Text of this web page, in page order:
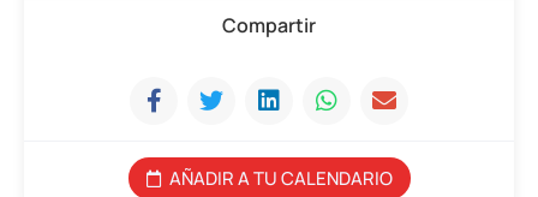
Compartir
AÑADIR A TU CALENDARIO